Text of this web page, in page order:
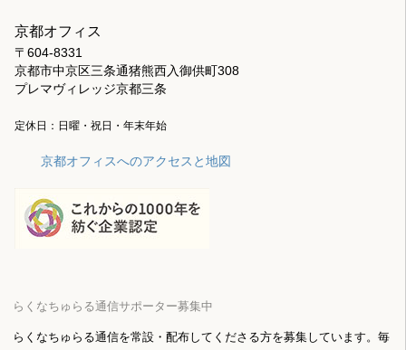
京都オフィス
〒604-8331
京都市中京区三条通猪熊西入御供町308
プレマヴィレッジ京都三条
定休日：日曜・祝日・年末年始
京都オフィスへのアクセスと地図
らくなちゅらる通信サポーター募集中
らくなちゅらる通信を常設・配布してくださる方を募集しています。毎